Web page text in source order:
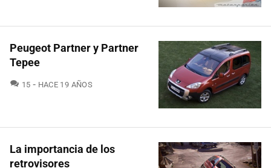
Peugeot Partner y Partner
Tepee
15 COMENTARIOS
HACE 19 AÑOS
La importancia de los
retrovisores